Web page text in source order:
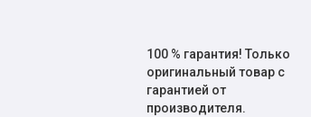
100 % гарантия! Только
оригинальный товар с
гарантией от
производителя.